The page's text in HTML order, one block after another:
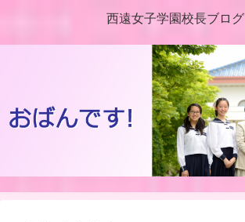
西遠女子学園校長ブログ